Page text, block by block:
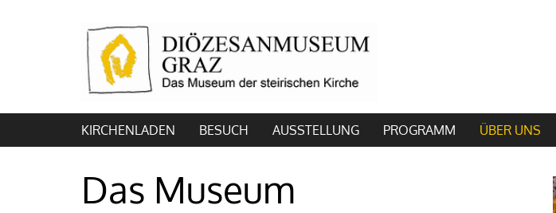
KIRCHENLADEN BESUCH AUSSTELLUNG PROGRAMM ÜBER UNS
Das Museum